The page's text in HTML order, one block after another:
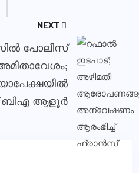
NEXT
പോലീസ്
ബിഎ ആളൂര്‍